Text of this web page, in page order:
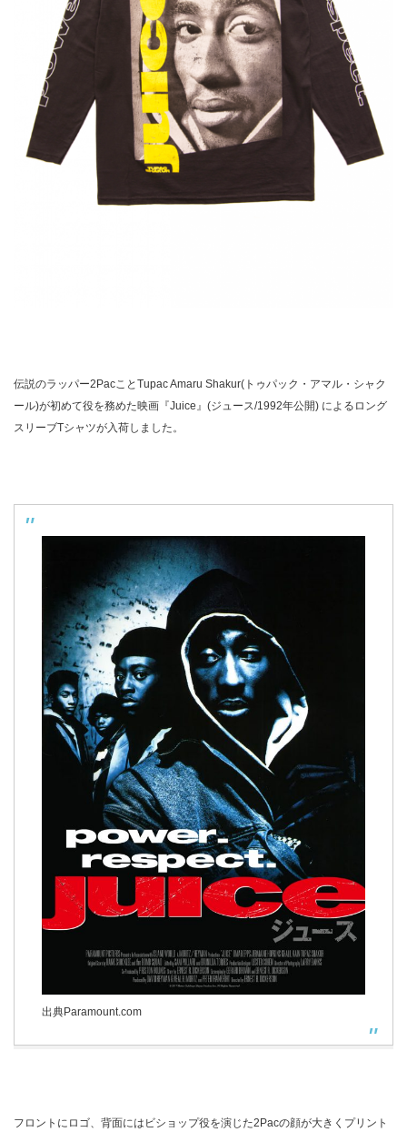
伝説のラッパー2PacことTupac Amaru Shakur(トゥパック・アマル・シャク
ール)が初めて役を務めた映画『Juice』(ジュース/1992年公開) によるロング
スリーブTシャツが入荷しました。
出典Paramount.com
フロントにロゴ、背面にはビショップ役を演じた2Pacの顔が大きくプリント